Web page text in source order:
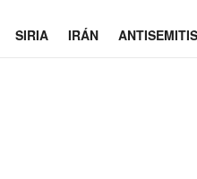
SIRIA IRÁN